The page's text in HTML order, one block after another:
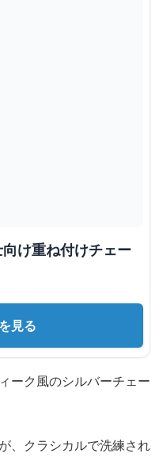
け重ね付けチェー
見る
ーク風のシルバーチェー
、クラシカルで洗練され